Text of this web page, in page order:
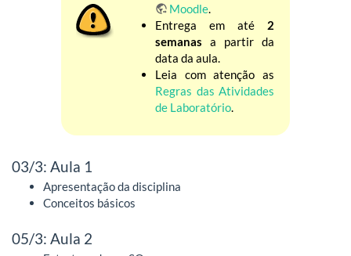
Moodle.
Entrega em até 2
semanas a partir da
data da aula.
Leia com atenção as
Regras das Atividades
de Laboratório.
03/3: Aula 1
Apresentação da disciplina
Conceitos básicos
05/3: Aula 2